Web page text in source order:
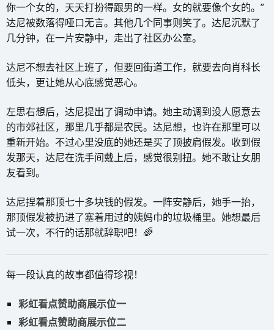
你一个女的，天天打扮得跟男的一样。女的就要像个女的。”
达尼被数落得哑口无言。其他几个同事则笑了。达尼沉默了
几分钟，在一片安静中，走出了社区办公室。
达尼不想去社区上班了，但要回街道工作，就要去向肖科长
低头，更让她从心底感觉恶心。
左思右想后，达尼提出了调动申请。她主动调到没人愿意去
的市郊社区，那里几乎都是农民。达尼想，也许在那里可以
重新开始。不过心里没底的她还是买了顶披肩假发。收到假
发那天，达尼在洗手间戴上后，感觉很别扭。她不敢让女朋
友看到。
达尼捏着那顶七十多块钱的假发。一阵安静后，她手一抬，
那顶假发被扔进了塞着用过的姨妈巾的垃圾桶里。她想最后
试一次，不行的话那就辞职吧！🌈
每一段认真的故事都值得珍视！
彩虹看点赞助商展示位一
彩虹看点赞助商展示位二